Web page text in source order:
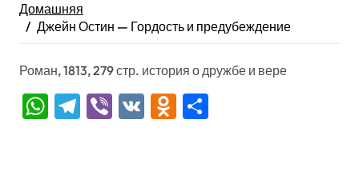
Домашняя
Джейн Остин — Гордость и предубеждение
Роман, 1813, 279 стр. история о дружбе и вере
WhatsApp
Telegram
Viber
VK Odnoklassniki